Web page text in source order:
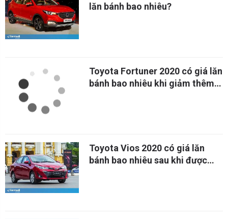
lăn bánh bao nhiêu?
Toyota Fortuner 2020 có giá lăn
bánh bao nhiêu khi giảm thêm
Toyota Vios 2020 có giá lăn
bánh bao nhiêu sau khi được